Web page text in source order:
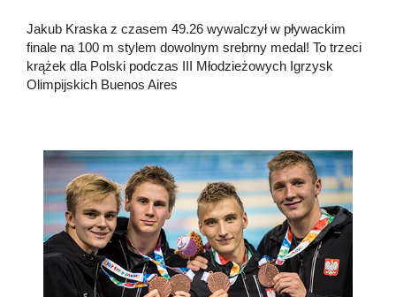
Jakub Kraska z czasem 49.26 wywalczył w pływackim
finale na 100 m stylem dowolnym srebrny medal! To trzeci
krążek dla Polski podczas III Młodzieżowych Igrzysk
Olimpijskich Buenos Aires